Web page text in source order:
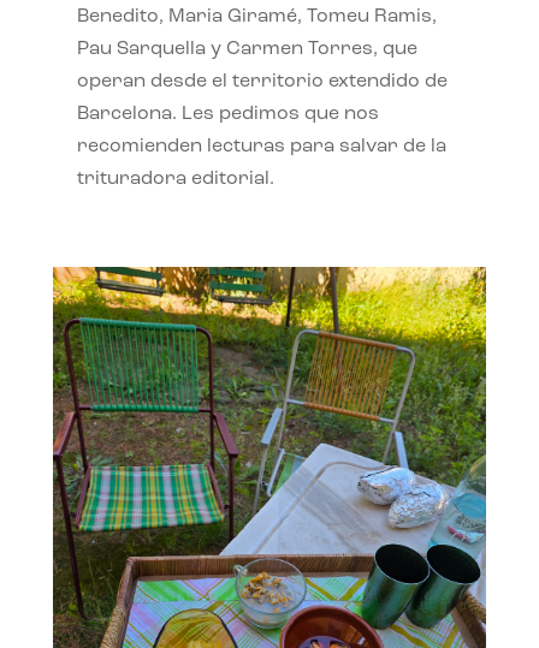
Benedito, Maria Giramé, Tomeu Ramis,
Pau Sarquella y Carmen Torres, que
operan desde el territorio extendido de
Barcelona. Les pedimos que nos
recomienden lecturas para salvar de la
trituradora editorial.